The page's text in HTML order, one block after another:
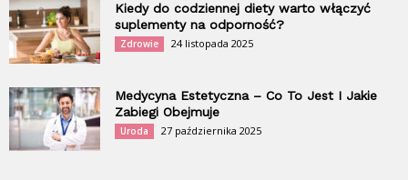
Kiedy do codziennej diety warto włączyć
suplementy na odporność?
Zdrowie 24 listopada 2025
Medycyna Estetyczna – Co To Jest I Jakie
Zabiegi Obejmuje
Uroda 27 października 2025